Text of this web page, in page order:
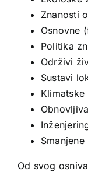
Znanosti
Osnovne
Politika
Održivi
Sustavi
Klimatske
Od svog